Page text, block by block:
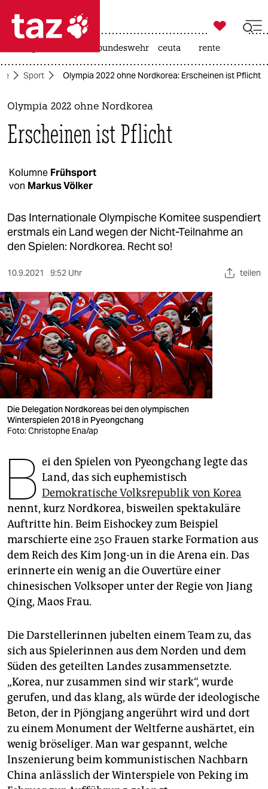
 taz zahl ich
taz zahl ich
themen
politik
gesellschaft
kultur
sport
berlin
nord
wahrheit
verlag
verlag
veranstaltungen
shop
unterstützen
genossenschaft
epaper login

taz zahl ich
bundeswehr ceuta rente
Sport Olympia 2022 ohne Nordkorea: Erscheinen ist Pflicht
Olympia 2022 ohne Nordkorea
Erscheinen ist Pflicht
Kolumne Frühsport
von Markus Völker
Das Internationale Olympische Komitee suspendiert
erstmals ein Land wegen der Nicht-Teilnahme an
den Spielen: Nordkorea. Recht so!
10.9.2021 9:52 Uhr teilen
Die Delegation Nordkoreas bei den olympischen
Winterspielen 2018 in Pyeongchang
Foto: Christophe Ena/ap
B ei den Spielen von Pyeongchang legte das
Land, das sich euphemistisch
Demokratische Volksrepublik von Korea
nennt, kurz Nordkorea, bisweilen spektakuläre
Auftritte hin. Beim Eishockey zum Beispiel
marschierte eine 250 Frauen starke Formation aus
dem Reich des Kim Jong-un in die Arena ein. Das
erinnerte ein wenig an die Ouvertüre einer
chinesischen Volksoper unter der Regie von Jiang
Qing, Maos Frau.
Die Darstellerinnen jubelten einem Team zu, das
sich aus Spielerinnen aus dem Norden und dem
Süden des geteilten Landes zusammensetzte.
„Korea, nur zusammen sind wir stark“, wurde
gerufen, und das klang, als würde der ideologische
Beton, der in Pjöngjang angerührt wird und dort
zu einem Monument der Weltferne aushärtet, ein
wenig bröseliger. Man war gespannt, welche
Inszenierung beim kommunistischen Nachbarn
China anlässlich der Winterspiele von Peking im